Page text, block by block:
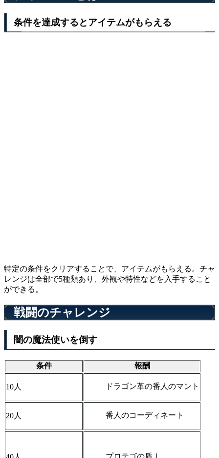
条件を達成するとアイテムがもらえる
特定の条件をクリアすることで、アイテムがもらえる。チャ
レンジは全部で5種類あり、外観や特性などを入手すること
ができる。
戦闘のチャレンジ
闇の魔法使いを倒す
条件 報酬
10人 ドラゴン革の番人のマント
20人 番人のコーディネート